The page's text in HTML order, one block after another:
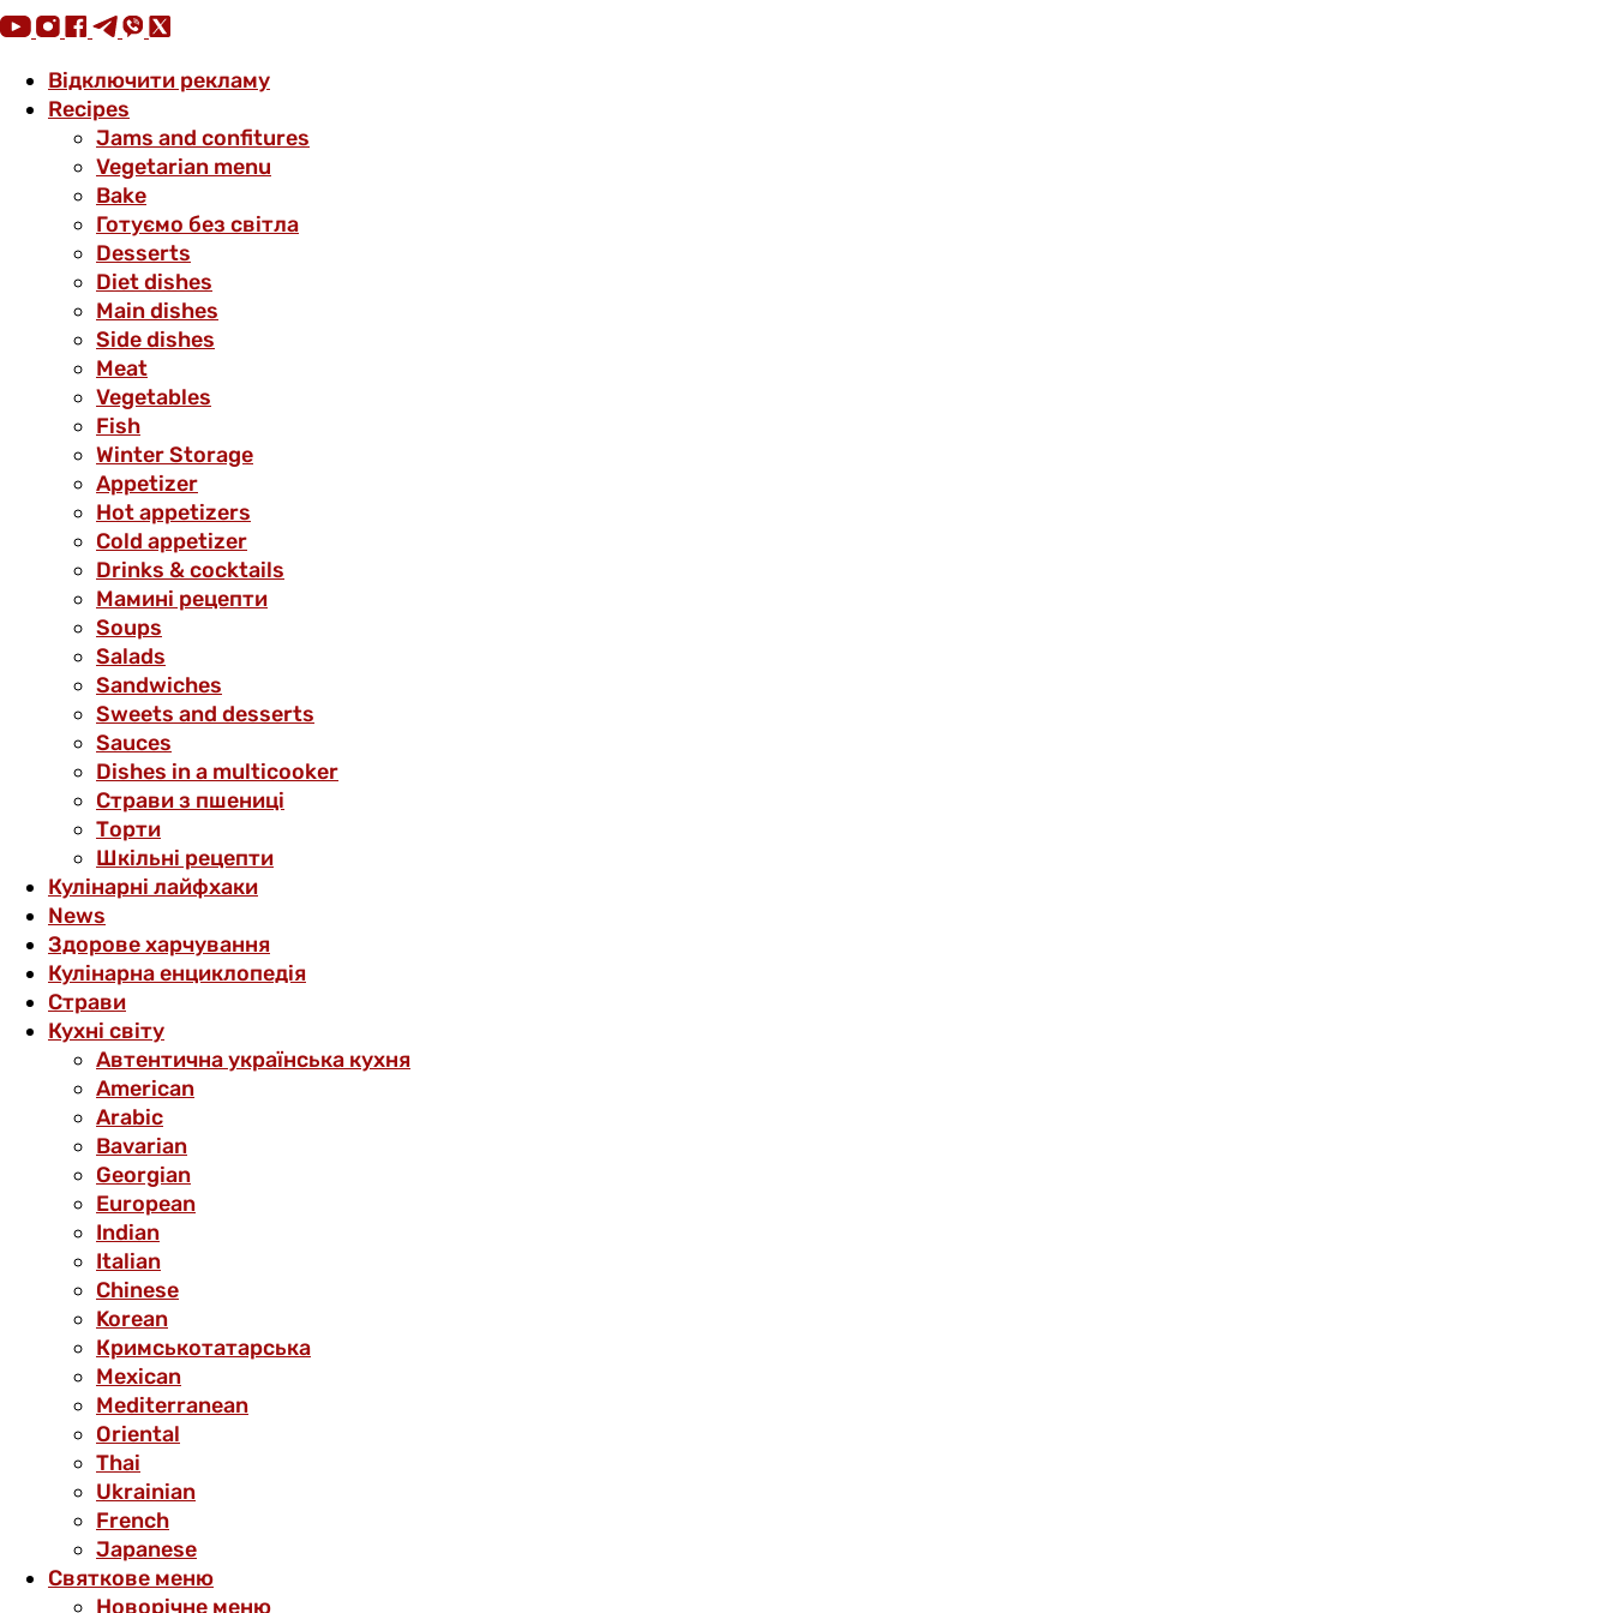
Відключити рекламу
Recipes
Jams and confitures
Vegetarian menu
Bake
Готуємо без світла
Desserts
Diet dishes
Main dishes
Side dishes
Meat
Vegetables
Fish
Winter Storage
Аppetizer
Hot appetizers
Cold appetizer
Drinks & cocktails
Мамині рецепти
Soups
Salads
Sandwiches
Sweets and desserts
Sauces
Dishes in a multicooker
Страви з пшениці
Торти
Шкільні рецепти
Кулінарні лайфхаки
News
Здорове харчування
Кулінарна енциклопедія
Страви
Кухні світу
Автентична українська кухня
American
Arabic
Bavarian
Georgian
European
Indian
Italian
Chinese
Korean
Кримськотатарська
Mexican
Mediterranean
Oriental
Thai
Ukrainian
French
Japanese
Святкове меню
Новорічне меню